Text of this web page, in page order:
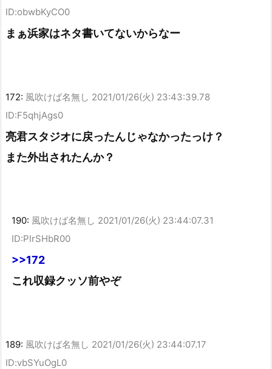
ID:obwbKyCO0
まぁ浜家はネタ書いてないからなー
172: 風吹けば名無し 2021/01/26(火) 23:43:39.78
ID:F5qhjAgs0
亮君スタジオに戻ったんじゃなかったっけ？
また外出されたんか？
190: 風吹けば名無し 2021/01/26(火) 23:44:07.31
ID:PIrSHbR00
>>172
これ収録クッソ前やぞ
189: 風吹けば名無し 2021/01/26(火) 23:44:07.17
ID:vbSYuOgL0